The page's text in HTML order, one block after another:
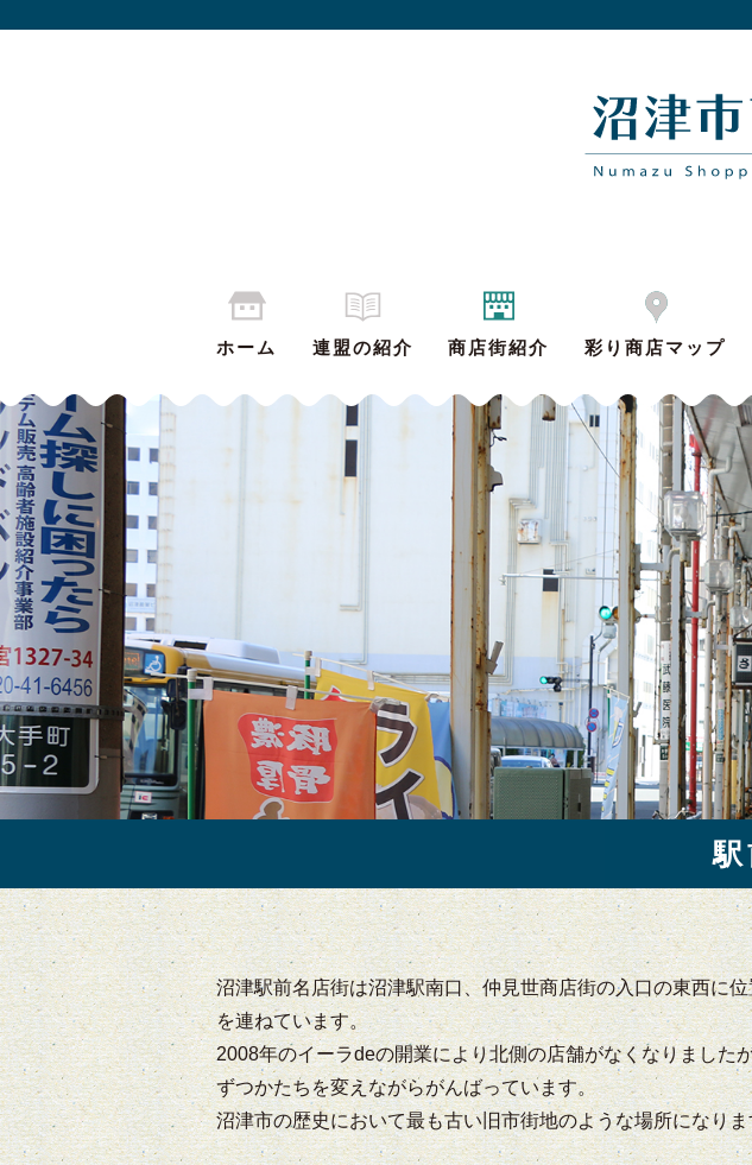
ホーム 連盟の紹介 商店街紹介 彩り商店マップ
沼津駅前名店街は沼津駅南口、仲見世商店街の入口の東西に
を連ねています。
2008年のイーラdeの開業により北側の店舗がなくなりまし
ずつかたちを変えながらがんばっています。
沼津市の歴史において最も古い旧市街地のような場所になり